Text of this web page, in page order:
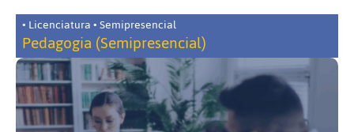
• Licenciatura • Semipresencial
Pedagogia (Semipresencial)